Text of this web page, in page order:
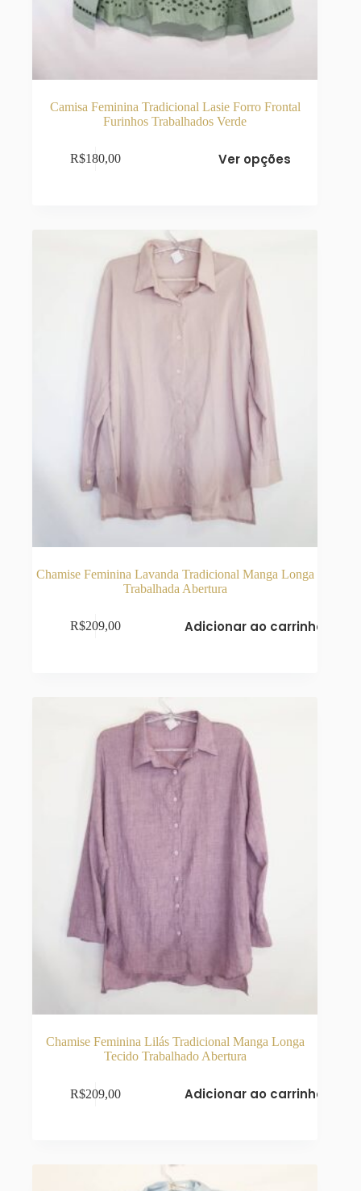
Camisa Feminina Tradicional Lasie Forro Frontal
Furinhos Trabalhados Verde
R$180,00 Ver opções
Chamise Feminina Lavanda Tradicional Manga Longa
Trabalhada Abertura
R$209,00 Adicionar ao carrinho
Chamise Feminina Lilás Tradicional Manga Longa
Tecido Trabalhado Abertura
R$209,00 Adicionar ao carrinho